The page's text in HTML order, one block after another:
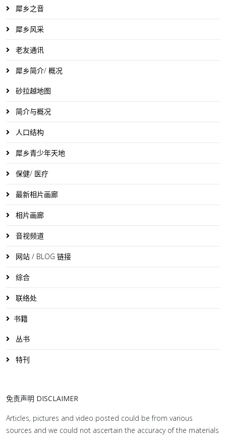
犀乡之音
犀乡风采
老友通讯
犀乡简介/ 概况
砂拉越地图
简介与概况
人口结构
犀乡青少年天地
保健/ 医疗
最新相片画廊
相片画廊
音视频道
网站 / BLOG 链接
综合
联络处
书籍
丛书
特刊
免责声明 DISCLAIMER
Articles, pictures and video posted could be from various
sources and we could not ascertain the accuracy of the materials